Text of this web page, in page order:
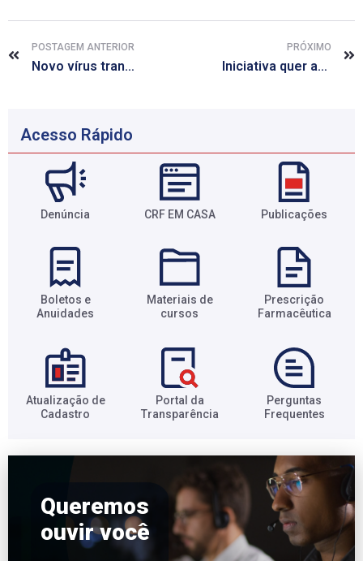
POSTAGEM ANTERIOR
Novo vírus transmitido pelo mosquito da dengue pode chegar ao país em breve
PRÓXIMO
Iniciativa quer agilizar pesquisa médica com humanos no Brasil
Acesso Rápido
Denúncia CRF EM CASA Publicações
Boletos e
Anuidades​
Materiais de
cursos​
Prescrição
Farmacêutica​
Atualização de
Cadastro​
Portal da
Transparência​
Perguntas
Frequentes​
Queremos
ouvir você